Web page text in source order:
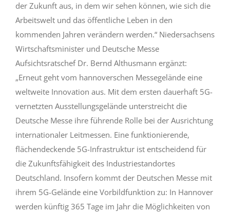
der Zukunft aus, in dem wir sehen können, wie sich die
Arbeitswelt und das öffentliche Leben in den
kommenden Jahren verändern werden.“ Niedersachsens
Wirtschaftsminister und Deutsche Messe
Aufsichtsratschef Dr. Bernd Althusmann ergänzt:
„Erneut geht vom hannoverschen Messegelände eine
weltweite Innovation aus. Mit dem ersten dauerhaft 5G-
vernetzten Ausstellungsgelände unterstreicht die
Deutsche Messe ihre führende Rolle bei der Ausrichtung
internationaler Leitmessen. Eine funktionierende,
flächendeckende 5G-Infrastruktur ist entscheidend für
die Zukunftsfähigkeit des Industriestandortes
Deutschland. Insofern kommt der Deutschen Messe mit
ihrem 5G-Gelände eine Vorbildfunktion zu: In Hannover
werden künftig 365 Tage im Jahr die Möglichkeiten von